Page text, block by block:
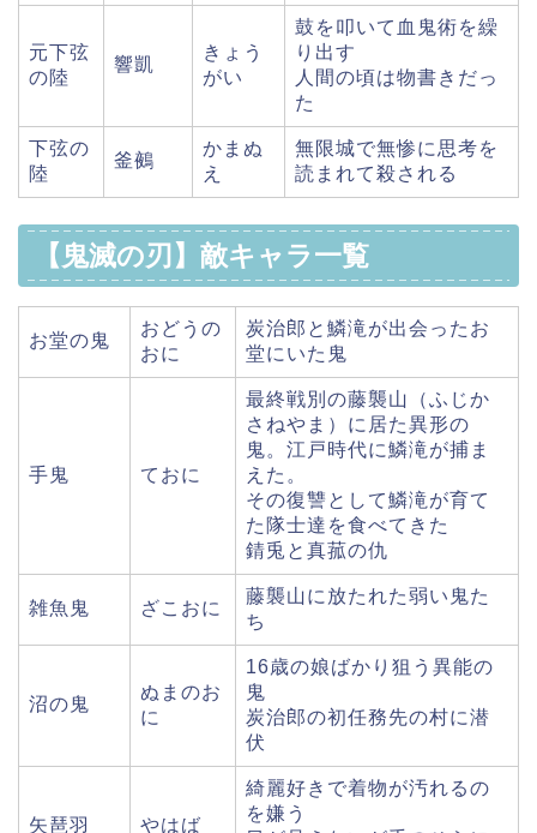
元下弦
の陸
響凱
きょう
がい
鼓を叩いて血鬼術を繰
り出す
人間の頃は物書きだっ
た
下弦の
陸
釜鵺
かまぬ
え
無限城で無惨に思考を
読まれて殺される
【鬼滅の刃】敵キャラ一覧
お堂の鬼
おどうの
おに
炭治郎と鱗滝が出会ったお
堂にいた鬼
手鬼 ておに
最終戦別の藤襲山（ふじか
さねやま）に居た異形の
鬼。江戸時代に鱗滝が捕ま
えた。
その復讐として鱗滝が育て
た隊士達を食べてきた
錆兎と真菰の仇
雑魚鬼 ざこおに
藤襲山に放たれた弱い鬼た
ち
沼の鬼
ぬまのお
に
16歳の娘ばかり狙う異能の
鬼
炭治郎の初任務先の村に潜
伏
矢琶羽 やはば
綺麗好きで着物が汚れるの
を嫌う